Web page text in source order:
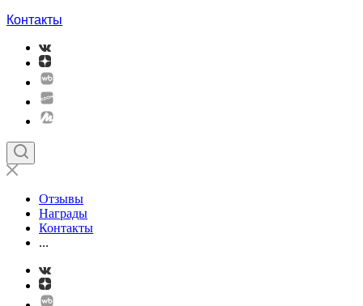
Контакты
Отзывы
Награды
Контакты
...